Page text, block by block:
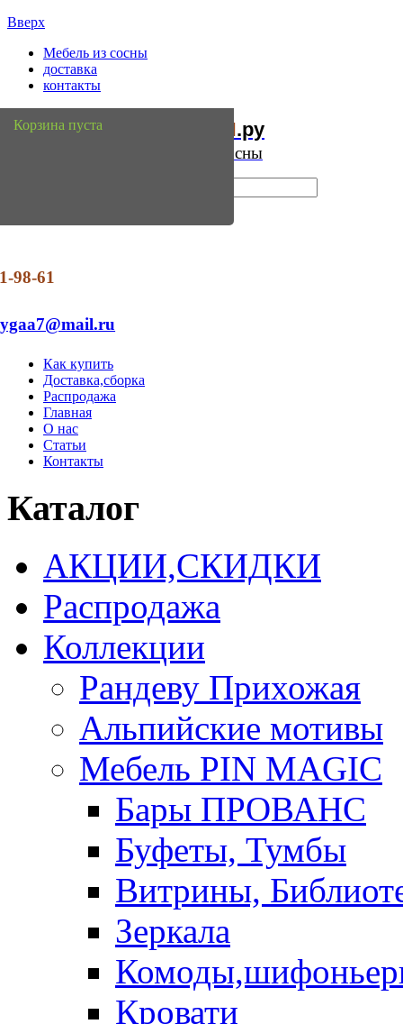
Вверх
Мебель из сосны
доставка
контакты
Мебель Сосны.ру
Интернет магазин мебели из сосны
98-61
Как купить
Доставка,сборка
Распродажа
Главная
О нас
Статьи
Контакты
Корзина пуста
Каталог
АКЦИИ,СКИДКИ
Распродажа
Коллекции
Рандеву Прихожая
Альпийские мотивы
Мебель PIN MAGIС
Бары ПРОВАНС
Буфеты, Тумбы
Витрины,
Зеркала
Кровати